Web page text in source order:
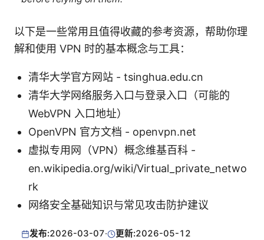
以下是一些常用且值得收藏的参考资源，帮助你理
解和使用 VPN 时的基本概念与工具：
清华大学官方网站 - tsinghua.edu.cn
清华大学网络服务入口与登录入口（可能的
WebVPN 入口地址）
OpenVPN 官方文档 - openvpn.net
虚拟专用网（VPN）概念维基百科 -
en.wikipedia.org/wiki/Virtual_private_netwo
rk
网络安全基础知识与常见攻击防护建议
发布:2026-03-07· 更新:2026-05-12